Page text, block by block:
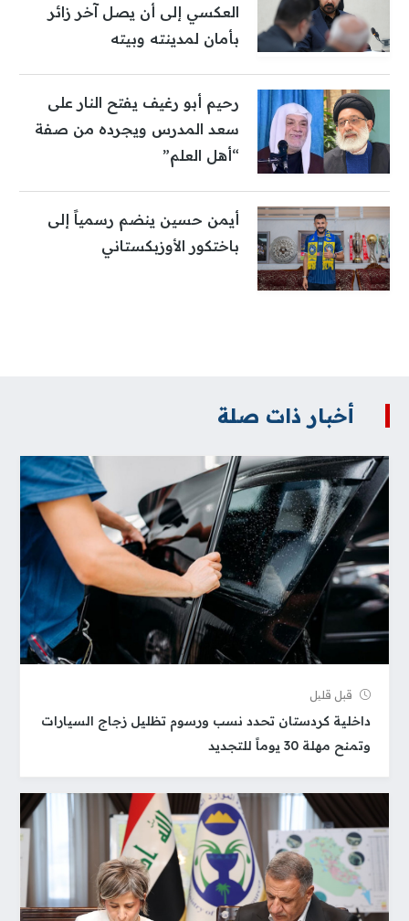
العكسي إلى أن يصل آخر زائر
بأمان لمدينته وبيته
رحيم أبو رغيف يفتح النار على
سعد المدرس ويجرده من صفة
“أهل العلم”
أيمن حسين ينضم رسمياً إلى
باختكور الأوزبكستاني
أخبار ذات صلة
قبل قلیل
داخلية كردستان تحدد نسب ورسوم تظليل زجاج السيارات
وتمنح مهلة 30 يوماً للتجديد